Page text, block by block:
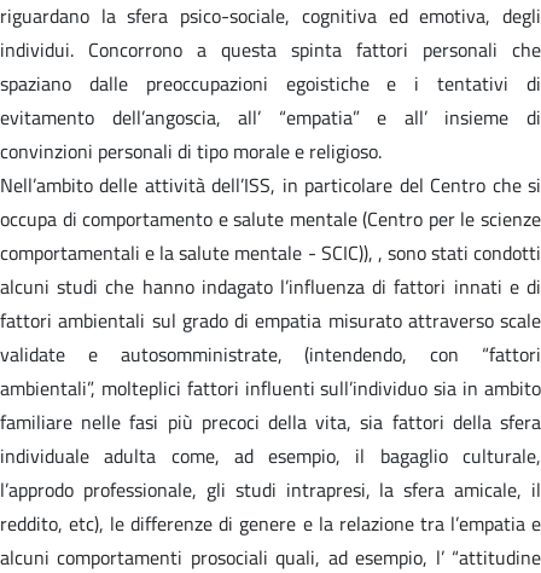
riguardano la sfera psico-sociale, cognitiva ed emotiva, degli
individui. Concorrono a questa spinta fattori personali che
spaziano dalle preoccupazioni egoistiche e i tentativi di
evitamento dell’angoscia, all’ “empatia” e all’ insieme di
convinzioni personali di tipo morale e religioso.
Nell’ambito delle attività dell’ISS, in particolare del Centro che si
occupa di comportamento e salute mentale (Centro per le scienze
comportamentali e la salute mentale - SCIC)), , sono stati condotti
alcuni studi che hanno indagato l’influenza di fattori innati e di
fattori ambientali sul grado di empatia misurato attraverso scale
validate e autosomministrate, (intendendo, con “fattori
ambientali”, molteplici fattori influenti sull’individuo sia in ambito
familiare nelle fasi più precoci della vita, sia fattori della sfera
individuale adulta come, ad esempio, il bagaglio culturale,
l’approdo professionale, gli studi intrapresi, la sfera amicale, il
reddito, etc), le differenze di genere e la relazione tra l’empatia e
alcuni comportamenti prosociali quali, ad esempio, l’ “attitudine